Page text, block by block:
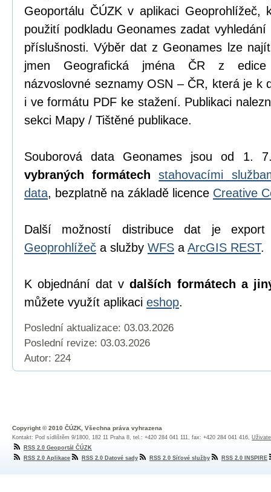
Geoportálu ČÚZK v aplikaci Geoprohlížeč,
použití podkladu Geonames zadat
příslušnosti. Výběr dat z Geonames lze
jmen Geografická jména ČR z edice
názvoslovné seznamy OSN – ČR, která je k
i ve formátu PDF ke stažení. Publikaci
sekci Mapy / Tištěné publikace.
Souborová data Geonames jsou od 1.
vybraných formátech
stahovacími
data, bezplatně na základě licence Creative
Další možností distribuce dat je
Geoprohlížeč a služby WFS a ArcGIS REST.
K objednání dat vdalších formátech a
můžete využít aplikaci eshop.
Poslední aktualizace: 03.03.2026
Poslední revize: 03.03.2026
Autor: 224
Copyright © 2010 ČÚZK, Všechna práva vyhrazena
Kontakt: Pod sídlištěm 9/1800, 182 11 Praha 8, tel.: +420 284 041 111, fax: +420 284 041 416,
RSS 2.0 Geoportál ČÚZK
RSS 2.0 Aplikace
RSS 2.0 Datové sady RSS 2.0 Síťové služby RSS 2.0 INSPIRE